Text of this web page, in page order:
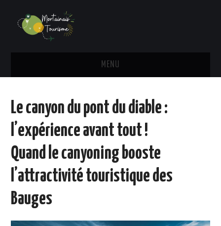
MENU
HÉBERGEMENT
ADMINISTRATIF
Le canyon du pont du diable :
l’expérience avant tout !
Quand le canyoning booste
l’attractivité touristique des
Bauges